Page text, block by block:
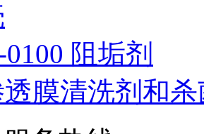
0100 阻垢剂
透膜清洗剂和